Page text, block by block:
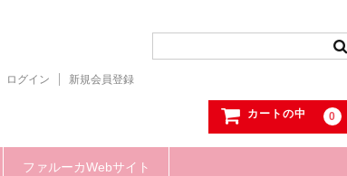
ログイン 新規会員登録
カートの中 0
ファルーカWebサイト